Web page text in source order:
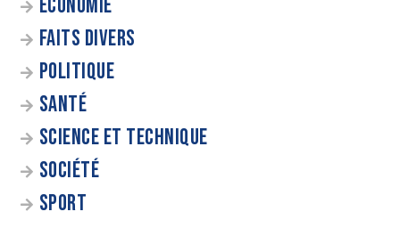
ÉCONOMIE
FAITS DIVERS
POLITIQUE
SANTÉ
SCIENCE ET TECHNIQUE
SOCIÉTÉ
SPORT